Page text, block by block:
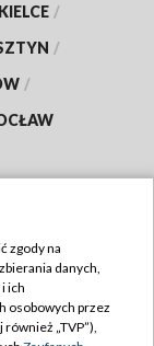
KIELCE /
/
/
zgody na
danych,
ich
osobowych przez
„TVP”),